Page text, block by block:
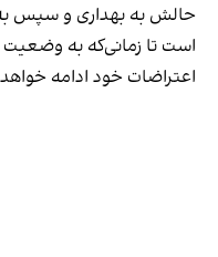
حالش به بهداری و سپس به
است تا زمانی‌که به وضعیت
اعتراضات خود ادامه